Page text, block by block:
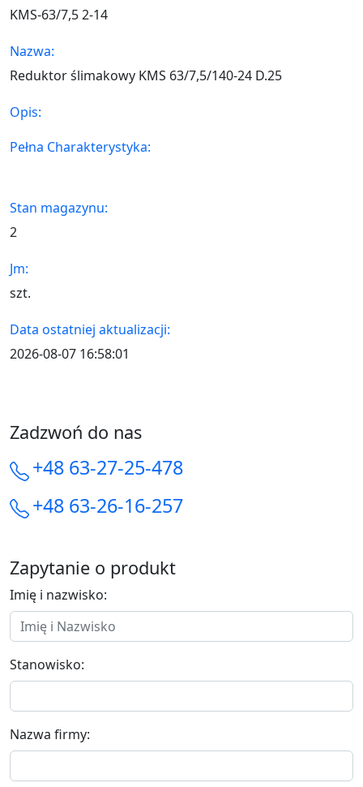
KMS-63/7,5 2-14
Nazwa:
Reduktor ślimakowy KMS 63/7,5/140-24 D.25
Opis:
Pełna Charakterystyka:
Stan magazynu:
2
Jm:
szt.
Data ostatniej aktualizacji:
2026-08-07 16:58:01
Zadzwoń do nas
+48 63-27-25-478
+48 63-26-16-257
Zapytanie o produkt
Imię i nazwisko:
Stanowisko:
Nazwa firmy: